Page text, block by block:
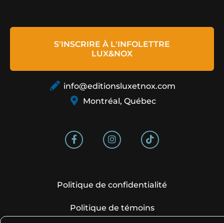
S'INSCRIRE À L'INFOLETTRE
LUX&NOX
info@editionsluxetnox.com
Montréal, Québec
Politique de confidentialité
Politique de témoins